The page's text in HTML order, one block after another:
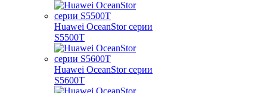
Huawei OceanStor серии
S5500T
Huawei OceanStor серии
S5600T